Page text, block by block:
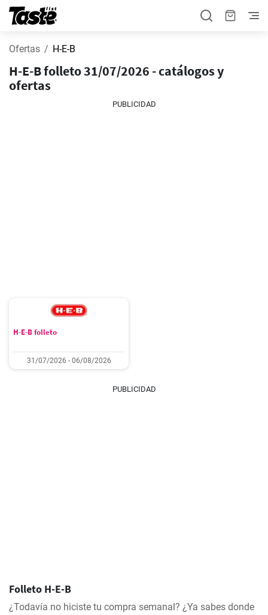
Ofertas H-E-B
H-E-B folleto 31/07/2026 - catálogos y
ofertas
PUBLICIDAD
H-E-B folleto
31/07/2026 - 06/08/2026
PUBLICIDAD
Folleto H-E-B
¿Todavía no hiciste tu compra semanal? ¿Ya sabes donde